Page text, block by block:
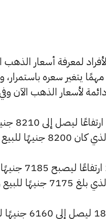
يتغير سعره
جنيهًا للشراء.
جنيهًا للشراء.